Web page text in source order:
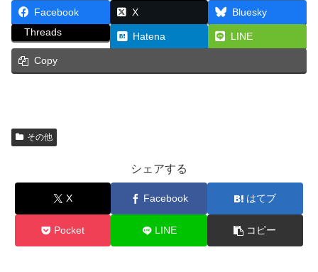
Facebook X
Bluesky
Threads
Hatena LINE
Copy
その他
シェアする
X Facebook はてブ
Pocket LINE コピー